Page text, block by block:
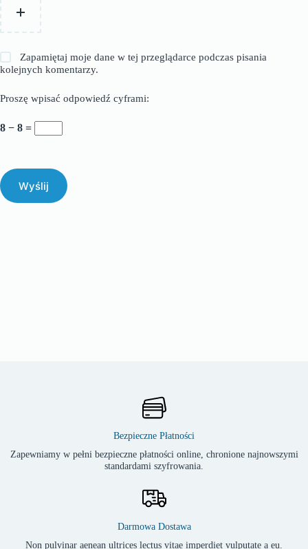
Zapamiętaj moje dane w tej przeglądarce podczas pisania
kolejnych komentarzy.
Proszę wpisać odpowiedź cyframi:
8 − 8 =
Wyślij
Bezpieczne Płatności
Zapewniamy w pełni bezpieczne płatności online, chronione najnowszymi
standardami szyfrowania.
Darmowa Dostawa
Non pulvinar aenean ultrices lectus vitae imperdiet vulputate a eu.